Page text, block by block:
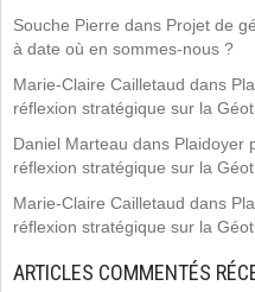
Souche Pierre dans Projet de
à date où en sommes-nous ?
Marie-Claire Cailletaud dans
réflexion stratégique sur la
Daniel Marteau dans Plaidoyer
réflexion stratégique sur la
Marie-Claire Cailletaud dans
réflexion stratégique sur la
ARTICLES COMMENTÉS